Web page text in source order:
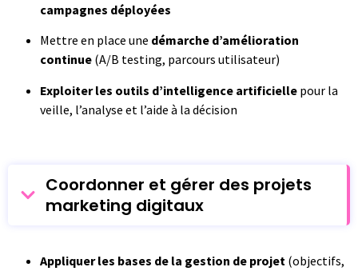
campagnes déployées
Mettre en place une démarche d’amélioration
continue (A/B testing, parcours utilisateur)
Exploiter les outils d’intelligence artificielle pour la
veille, l’analyse et l’aide à la décision
Coordonner et gérer des projets
marketing digitaux
Appliquer les bases de la gestion de projet (objectifs,